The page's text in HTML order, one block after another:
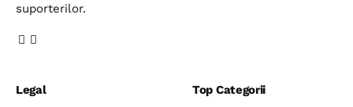
suporterilor.
Legal Top Categorii